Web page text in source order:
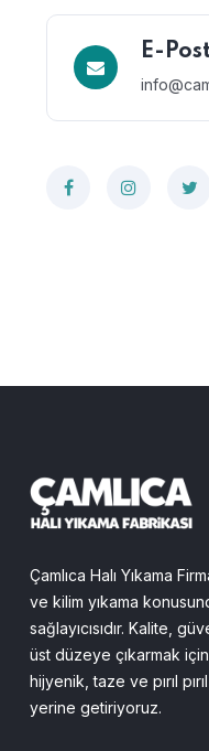
E-
Çamlıca Halı Yıkama
ve kilim yıkama
sağlayıcısıdır. Kalite,
üst düzeye çıkarmak
hijyenik, taze ve pırıl
yerine getiriyoruz.